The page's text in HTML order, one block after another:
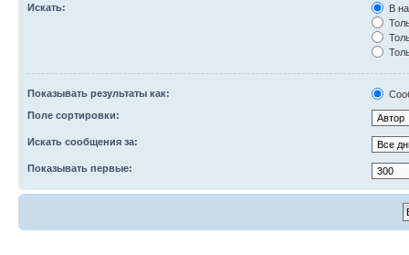
Искать:
В
Показывать результаты как:
Поле сортировки:
Искать сообщения за:
Показывать первые: